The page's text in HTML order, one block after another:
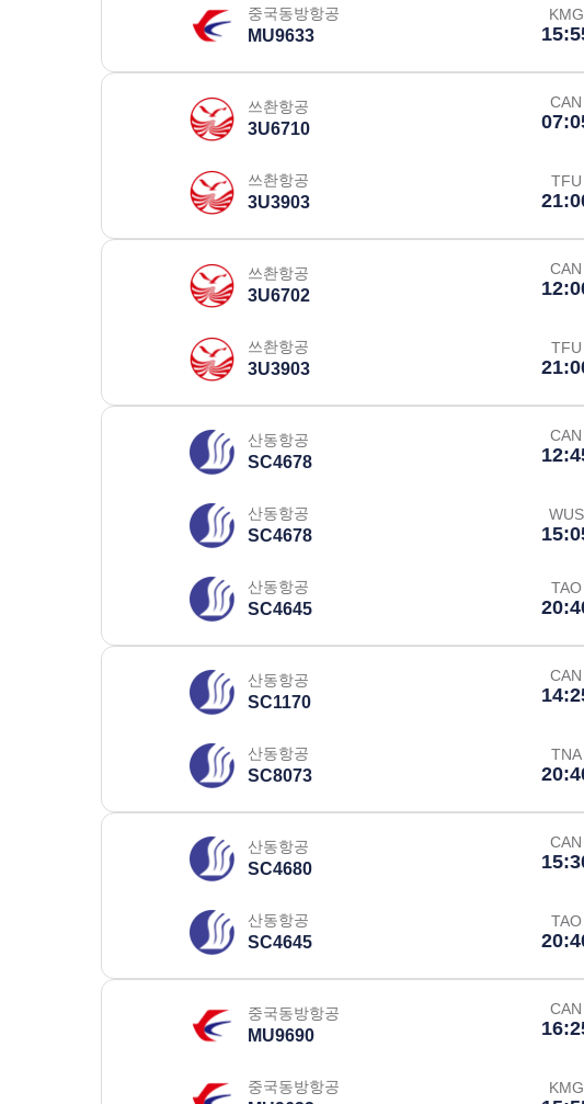
중국동방항공
MU9633
KMG
쓰촨항공
3U6710
CAN
쓰촨항공
3U3903
TFU
쓰촨항공
3U6702
CAN
쓰촨항공
3U3903
TFU
산동항공
SC4678
CAN
산동항공
SC4678
WUS
산동항공
SC4645
TAO
산동항공
SC1170
CAN
산동항공
SC8073
TNA
산동항공
SC4680
CAN
산동항공
SC4645
TAO
중국동방항공
MU9690
CAN
중국동방항공 KMG